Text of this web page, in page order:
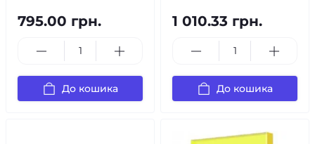
795.00 грн.
До кошика
1 010.33 грн.
До кошика